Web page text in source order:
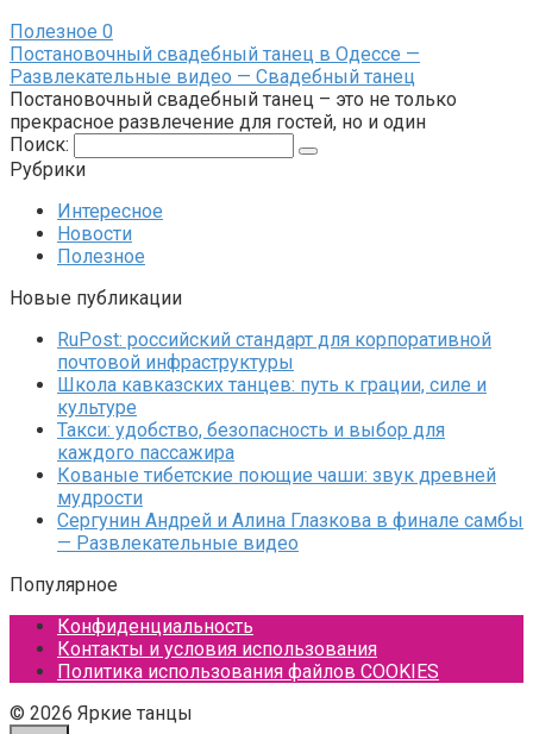
Полезное 0
Постановочный свадебный танец в Одессе —
Развлекательные видео — Свадебный танец
Постановочный свадебный танец – это не только
прекрасное развлечение для гостей, но и один
Поиск:
Рубрики
Интересное
Новости
Полезное
Новые публикации
RuPost: российский стандарт для корпоративной
почтовой инфраструктуры
Школа кавказских танцев: путь к грации, силе и
культуре
Такси: удобство, безопасность и выбор для
каждого пассажира
Кованые тибетские поющие чаши: звук древней
мудрости
Сергунин Андрей и Алина Глазкова в финале самбы
— Развлекательные видео
Популярное
Конфиденциальность
Контакты и условия использования
Политика использования файлов COOKIES
© 2026 Яркие танцы